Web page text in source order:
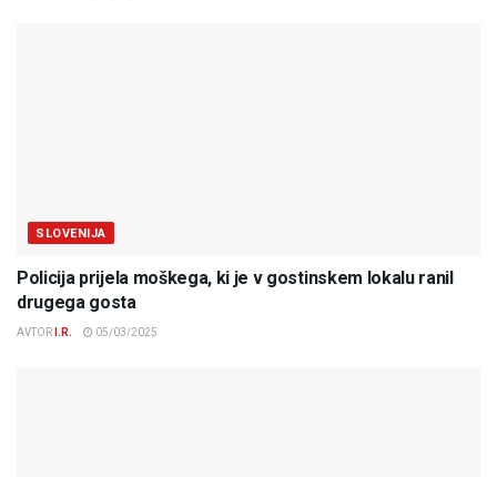
SLOVENIJA
Policija prijela moškega, ki je v gostinskem lokalu ranil
drugega gosta
AVTOR I.R. 05/03/2025